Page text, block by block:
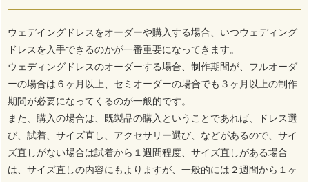
ウェデイングドレスをオーダーや購入する場合、いつウェディング
ドレスを入手できるのかが一番重要になってきます。
ウェディングドレスのオーダーする場合、制作期間が、フルオーダ
ーの場合は６ヶ月以上、セミオーダーの場合でも３ヶ月以上の制作
期間が必要になってくるのが一般的です。
また、購入の場合は、既製品の購入ということであれば、ドレス選
び、試着、サイズ直し、アクセサリー選び、などがあるので、サイ
ズ直しがない場合は試着から１週間程度、サイズ直しがある場合
は、サイズ直しの内容にもよりますが、一般的には２週間から１ヶ